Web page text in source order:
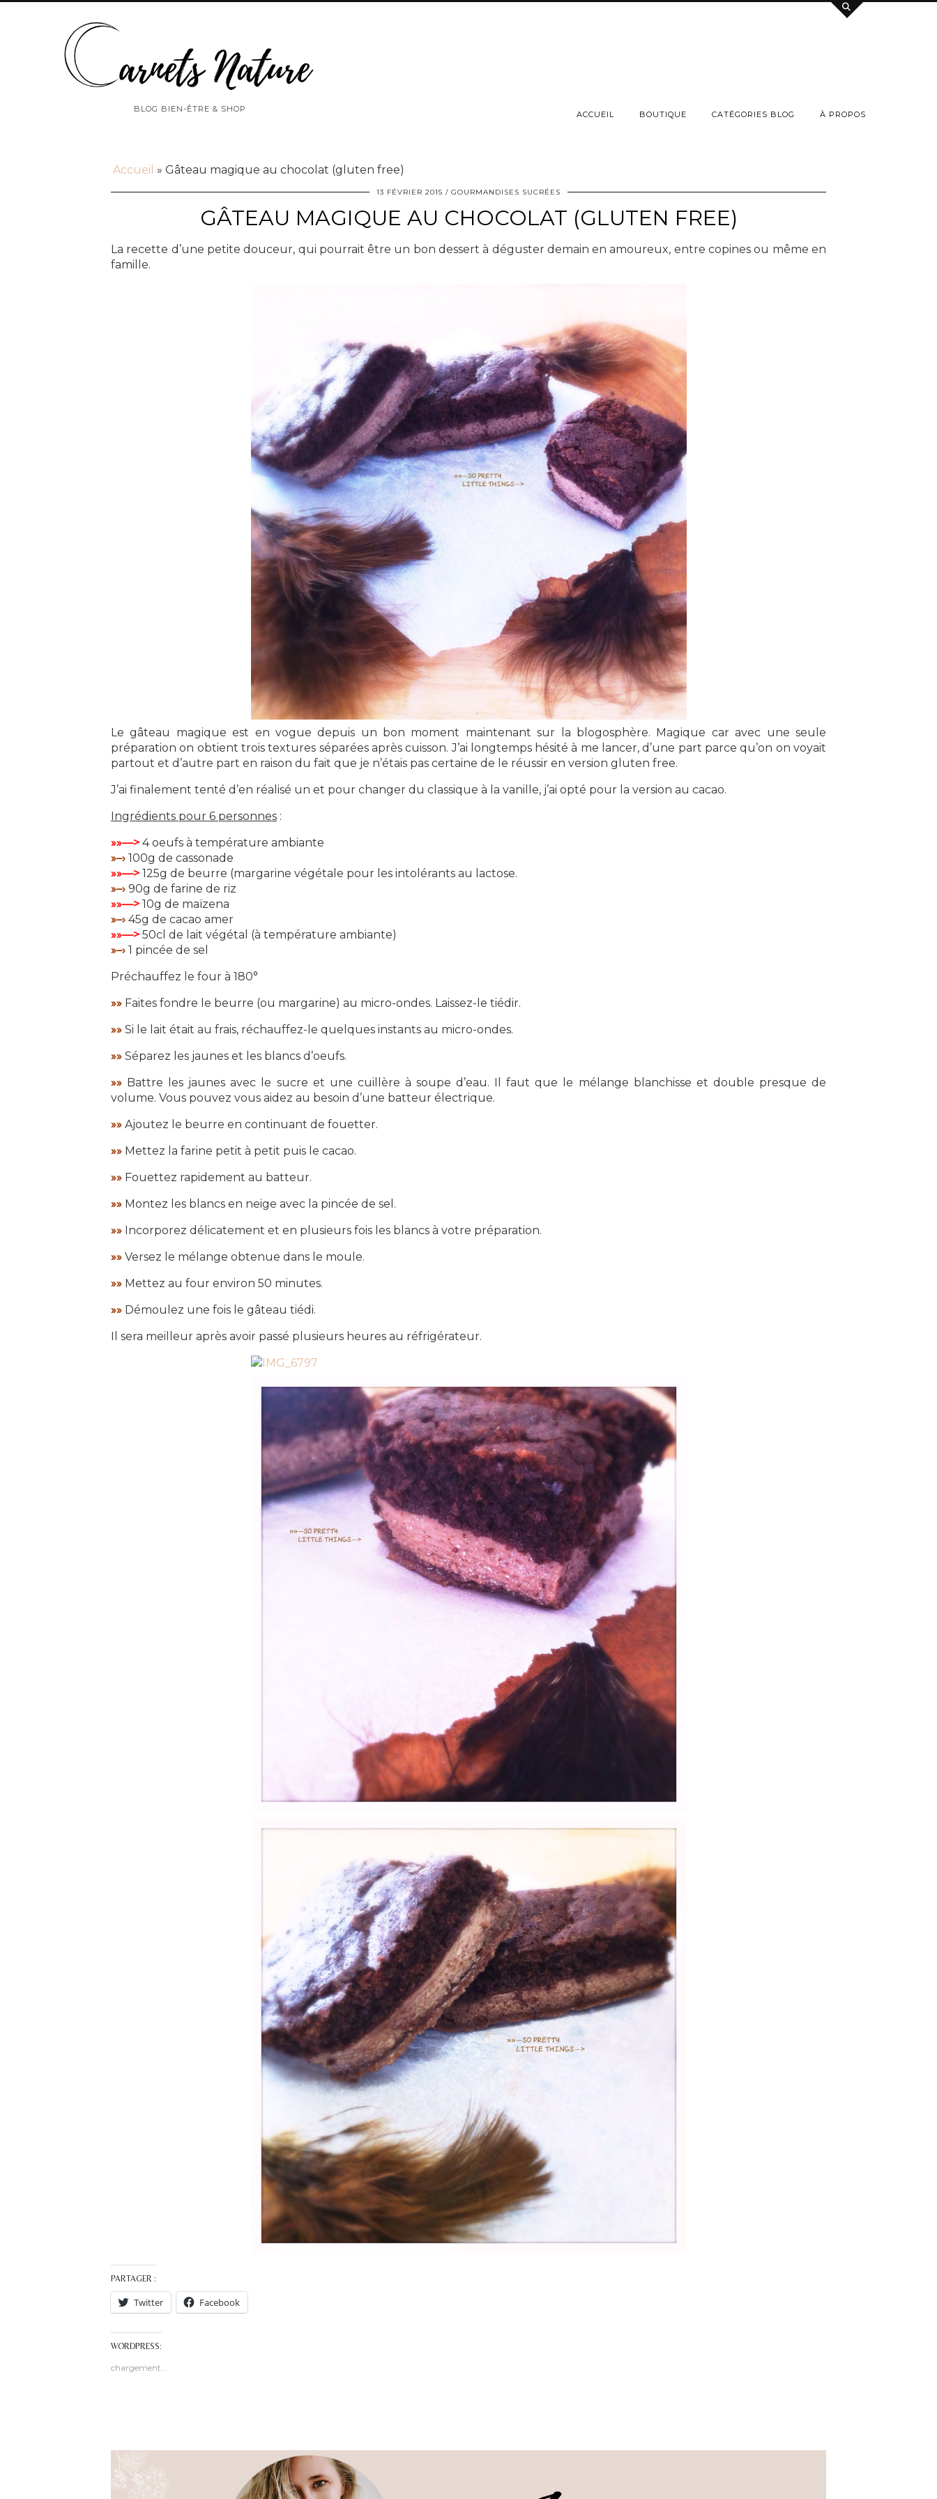
BLOG BIEN-ÊTRE & SHOP
ACCUEIL BOUTIQUE CATÉGORIES BLOG À PROPOS
Accueil » Gâteau magique au chocolat (gluten free)
13 FÉVRIER 2015 GOURMANDISES SUCRÉES
GÂTEAU MAGIQUE AU CHOCOLAT (GLUTEN FREE)
La recette d’une petite douceur, qui pourrait être un bon dessert à déguster demain en amoureux, entre copines ou même en
famille.
Le gâteau magique est en vogue depuis un bon moment maintenant sur la blogosphère. Magique car avec une seule
préparation on obtient trois textures séparées après cuisson. J’ai longtemps hésité à me lancer, d’une part parce qu’on on voyait
partout et d’autre part en raison du fait que je n’étais pas certaine de le réussir en version gluten free.
J’ai finalement tenté d’en réalisé un et pour changer du classique à la vanille, j’ai opté pour la version au cacao.
Ingrédients pour 6 personnes :
»»—> 4 oeufs à température ambiante
»–› 100g de cassonade
»»—> 125g de beurre (margarine végétale pour les intolérants au lactose.
»–› 90g de farine de riz
»»—> 10g de maïzena
»–› 45g de cacao amer
»»—> 50cl de lait végétal (à température ambiante)
»–› 1 pincée de sel
Préchauffez le four à 180°
»» Faites fondre le beurre (ou margarine) au micro-ondes. Laissez-le tiédir.
»» Si le lait était au frais, réchauffez-le quelques instants au micro-ondes.
»» Séparez les jaunes et les blancs d’oeufs.
»» Battre les jaunes avec le sucre et une cuillère à soupe d’eau. Il faut que le mélange blanchisse et double presque de
volume. Vous pouvez vous aidez au besoin d’une batteur électrique.
»» Ajoutez le beurre en continuant de fouetter.
»» Mettez la farine petit à petit puis le cacao.
»» Fouettez rapidement au batteur.
»» Montez les blancs en neige avec la pincée de sel.
»» Incorporez délicatement et en plusieurs fois les blancs à votre préparation.
»» Versez le mélange obtenue dans le moule.
»» Mettez au four environ 50 minutes.
»» Démoulez une fois le gâteau tiédi.
Il sera meilleur après avoir passé plusieurs heures au réfrigérateur.
PARTAGER :
Twitter Facebook
WORDPRESS:
chargement…